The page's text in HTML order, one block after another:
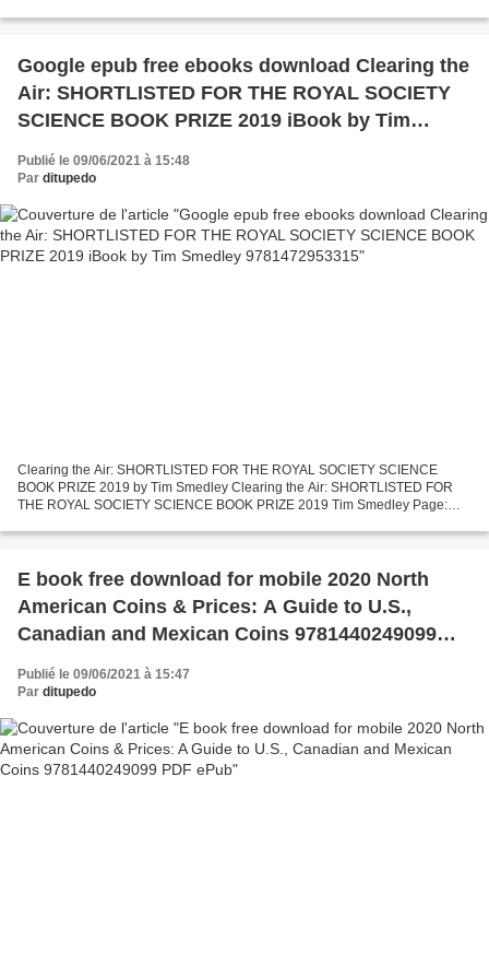
Google epub free ebooks download Clearing the
Air: SHORTLISTED FOR THE ROYAL SOCIETY
SCIENCE BOOK PRIZE 2019 iBook by Tim
Publié le 09/06/2021 à 15:48
Par ditupedo
Clearing the Air: SHORTLISTED FOR THE ROYAL SOCIETY SCIENCE
BOOK PRIZE 2019 by Tim Smedley Clearing the Air: SHORTLISTED FOR
THE ROYAL SOCIETY SCIENCE BOOK PRIZE 2019 Tim Smedley Page:
Bloomsbury...
E book free download for mobile 2020 North
American Coins & Prices: A Guide to U.S.,
Canadian and Mexican Coins 9781440249099
PDF ePub
Publié le 09/06/2021 à 15:47
Par ditupedo